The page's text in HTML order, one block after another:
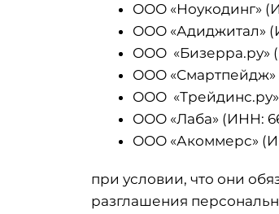
ООО «Ноукодинг»
ООО «Адиджитал»
ООО «Бизерра.ру»
ООО «Смартпейдж»
ООО
ООО «Лаба» (ИНН:
ООО «Акоммерс»
при условии, что они
разглашения